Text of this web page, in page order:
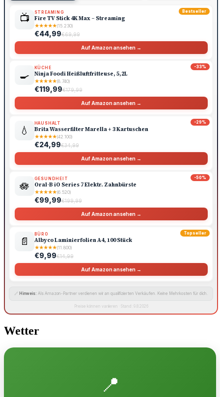
Bestseller
📺 STREAMING
Fire TV Stick 4K Max – Streaming
★★★★★(15.230)
€44,99€69,99
Auf Amazon ansehen →
-33%
🍳
KÜCHE
Ninja Foodi Heißluftfritteuse, 5,2L
★★★★★(8.740)
€119,99€179,99
Auf Amazon ansehen →
-29%
💧
HAUSHALT
Brita Wasserfilter Marella + 3 Kartuschen
★★★★★(42.100)
€24,99€34,99
Auf Amazon ansehen →
-50%
🪷
GESUNDHEIT
Oral-B iO Series 7 Elektr. Zahnbürste
★★★★★(6.520)
€99,99€199,99
Auf Amazon ansehen →
Topseller
📄
BÜRO
Albyco Laminierfolien A4, 100 Stück
★★★★★(11.800)
€9,99€14,99
Auf Amazon ansehen →
🔗 Hinweis: Als Amazon-Partner verdienen wir an qualifizierten Verkäufen. Keine Mehrkosten für dich.
Preise können variieren · Stand: 9.8.2026
Wetter
📍